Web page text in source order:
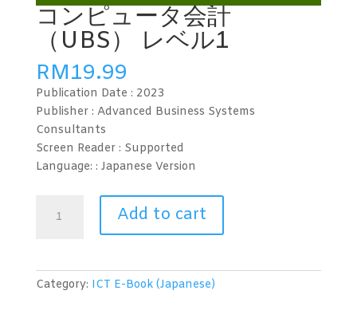
コンピュータ会計
（UBS） レベル1
RM19.99
Publication Date : 2023
Publisher : Advanced Business Systems
Consultants
Screen Reader : Supported
Language: : Japanese Version
ー
Add to cart
Category: ICT E-Book (Japanese)